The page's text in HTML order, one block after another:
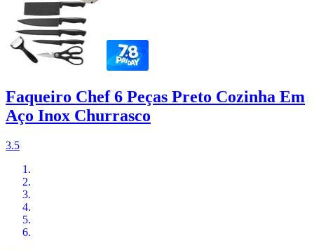
Faqueiro Chef 6 Peças Preto Cozinha Em
Aço Inox Churrasco
3.5